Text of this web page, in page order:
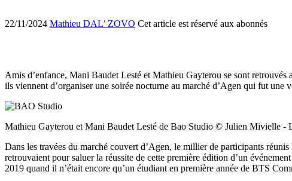
22/11/2024 Mathieu DAL’ ZOVO Cet article est réservé aux abonnés
Amis d’enfance, Mani Baudet Lesté et Mathieu Gayterou se sont
ils viennent d’organiser une soirée nocturne au marché d’Agen qui fut une
Mathieu Gayterou et Mani Baudet Lesté de Bao Studio © Julien Mivielle -
Dans les travées du marché couvert d’Agen, le millier de participants
retrouvaient pour saluer la réussite de cette première édition d’un
2019 quand il n’était encore qu’un étudiant en première année de BTS